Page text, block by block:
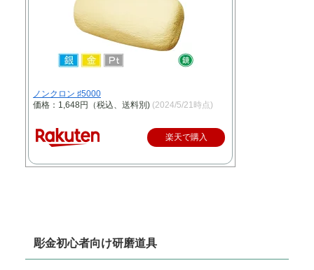
ノンクロン ♯5000
価格：1,648円（税込、送料別) (2024/5/21時点)
楽天で購入
彫金初心者向け研磨道具